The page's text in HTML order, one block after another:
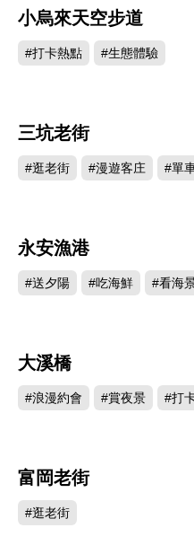
小烏來天空步道
#打卡熱點 #生態體驗
三坑老街
#逛老街 #漫遊客庄 #單
永安漁港
#送夕陽 #吃海鮮 #看海
大溪橋
#浪漫約會 #賞夜景 #打
富岡老街
#逛老街